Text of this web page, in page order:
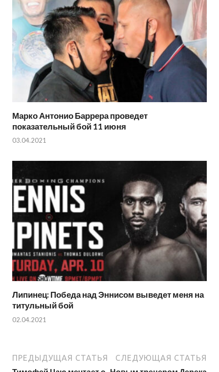
Марко Антонио Баррера проведет
показательный бой 11 июня
03.04.2021
Липинец: Победа над Эннисом выведет меня на
титульный бой
02.04.2021
ПРЕДЫДУЩАЯ СТАТЬЯ СЛЕДУЮЩАЯ СТАТЬЯ